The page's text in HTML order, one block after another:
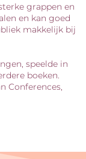
grappen en
en kan goed
makkelijk bij
speelde in
boeken.
Conferences,